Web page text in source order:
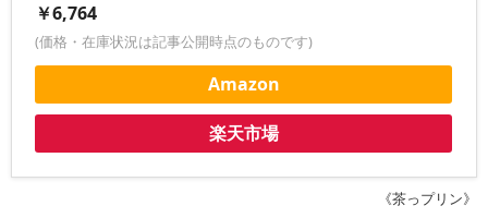
￥6,764
(価格・在庫状況は記事公開時点のものです)
Amazon
楽天市場
《茶っプリン》